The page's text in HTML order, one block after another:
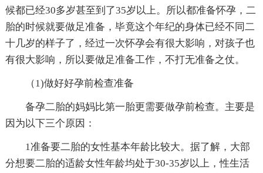
候都已经30多岁甚至到了35岁以上。所以都准备怀孕，二
胎的时候就要做足准备，毕竟这个年纪的身体已经不同二
十几岁的样子了，经过一次怀孕会有很大影响，对孩子也
有很大影响，所以要做足准备工作，不打无准备之仗。
（1)做好好孕前检查准备
备孕二胎的妈妈比第一胎更需要做孕前检查。主要是
因为以下三个原因：
1准备要二胎的女性基本年龄比较大。据了解，大部
分想要二胎的适龄女性年龄均处于30-35岁以上，性生活